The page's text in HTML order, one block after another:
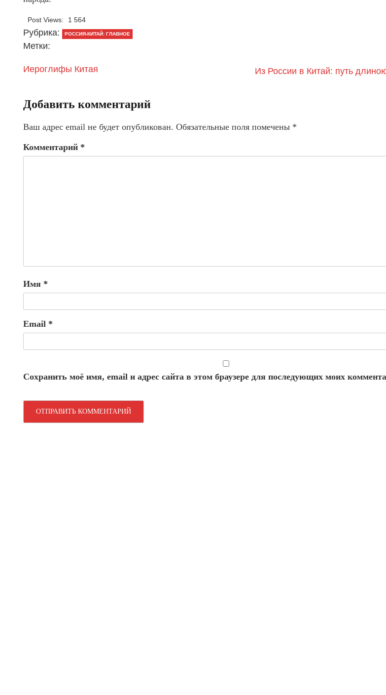
Post Views: 1 564
Рубрика: РОССИЯ-КИТАЙ: ГЛАВНОЕ
Метки:
Иероглифы Китая Из России в Китай: путь
Добавить комментарий
Ваш адрес email не будет опубликован. Обязательные поля помечены *
Комментарий *
Имя *
Email *
Сохранить моё имя, email и адрес сайта в этом браузере для последующих моих